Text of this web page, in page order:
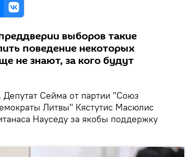
выборов такие
поведение некоторых
не знают, за кого будут
Депутат Сейма от партии "Союз
Литвы" Кястутис Масюлис
Науседу за якобы поддержку